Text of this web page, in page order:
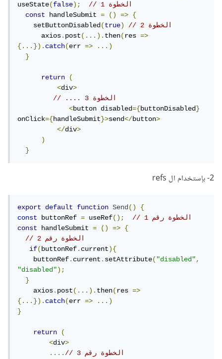
useState(false);
// الخطوة 1
const
handleSubmit = () =>
{
    setButtonDisabled
(true)
// الخطوة 2
      axios
.post(...).then(res =>
{...}).catch(err =>
...)
}
return
(
<div>
// .... الخطوة 3
<button disabled={buttonDisabled}
onClick={handleSubmit}>send</button>
</div>
)
}
2- بإستخدام ال refs
export default function Send()
{
const
buttonRef = useRef();
// الخطوة رقم 1
const
handleSubmit = () =>
{
// الخطوة رقم 2
if(buttonRef.current){
    buttonRef
.current.setAttribute("disabled",
"disabled");
}
    axios
.post(...).then(res =>
{...}).catch(err =>
...)
}
return
(
<div>
....
// الخطوة رقم 3